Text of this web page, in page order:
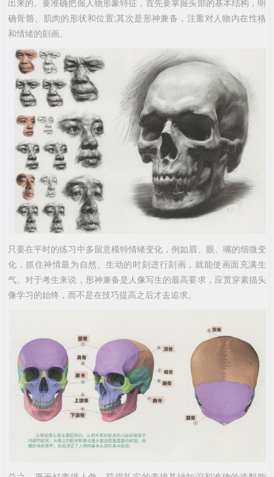
确骨骼、肌肉的形状和位置;其次是形神兼备，注重对人物内在性格
和情绪的刻画。
只要在平时的练习中多留意模特情绪变化，例如眉、眼、嘴的细微变
化，抓住神情最为自然、生动的时刻进行刻画，就能使画面充满生
气。对于考生来说，形神兼备是人像写生的最高要求，应贯穿素描头
像学习的始终，而不是在技巧提高之后才去追求。